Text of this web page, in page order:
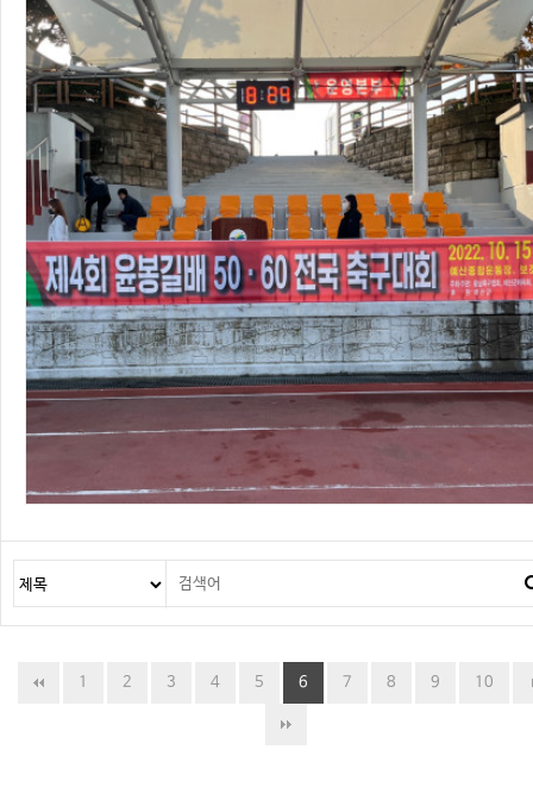
1 2 3 4 5 6 7 8 9 10